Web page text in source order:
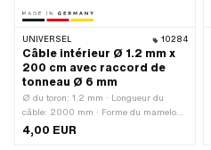
UNIVERSEL 10284
Câble intérieur Ø 1.2 mm x
200 cm avec raccord de
tonneau Ø 6 mm
Ø du toron: 1.2 mm · Longueur du
câble: 2000 mm · Forme du mamelon:
Tonneau (transversal) · Ø du
4,00 EUR